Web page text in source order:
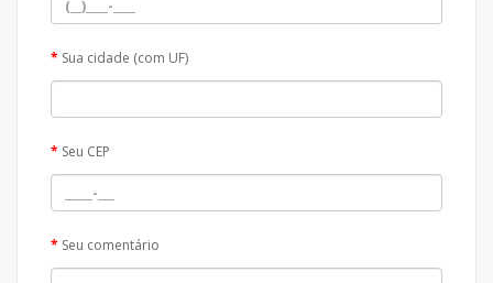
Sua cidade (com UF)
Seu CEP
Seu comentário